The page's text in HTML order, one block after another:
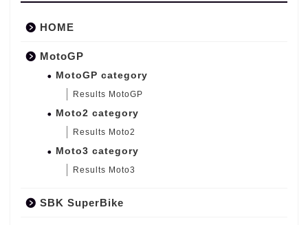
HOME
MotoGP
MotoGP category
Results MotoGP
Moto2 category
Results Moto2
Moto3 category
Results Moto3
SBK SuperBike